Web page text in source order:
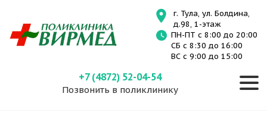
г. Тула, ул. Болдина,
д.98, 1-этаж
ПН-ПТ с 8:00 до 20:00
СБ с 8:30 до 16:00
ВС с 9:00 до 15:00
+7 (4872) 52-04-54
Позвонить в поликлинику